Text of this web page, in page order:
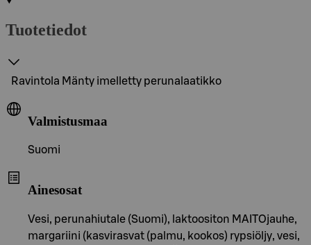
Tuotetiedot
Ravintola Mänty imelletty perunalaatikko
Valmistusmaa
Suomi
Ainesosat
Vesi, perunahiutale (Suomi), laktoositon MAITOjauhe,
margariini (kasvirasvat (palmu, kookos) rypsiöljy, vesi,